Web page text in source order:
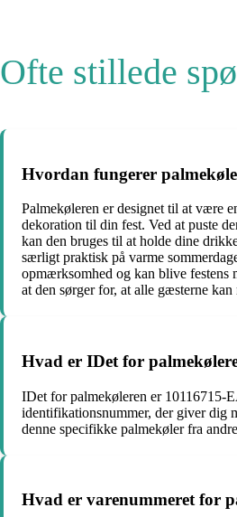
Ofte stillede
Hvordan fungerer
Palmekøleren er designet til at være
dekoration til din fest. Ved at puste
kan den bruges til at holde dine
særligt praktisk på varme
opmærksomhed og kan blive festens
at den sørger for, at alle gæsterne
Hvad er IDet for
IDet for palmekøleren er 10116715-
identifikationsnummer, der giver dig
denne specifikke palmekøler fra
Hvad er varenummeret for